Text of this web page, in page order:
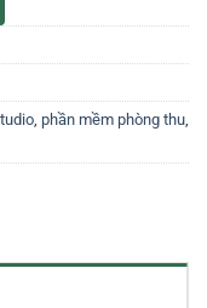
phần mềm phòng thu